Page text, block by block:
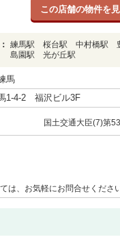
この店舗の物件を
練馬駅 桜台駅 中村橋駅
島園駅 光が丘駅
馬
1-4-2 福沢ビル3F
国土交通大臣(7)第
は、お気軽にお問合せくださ